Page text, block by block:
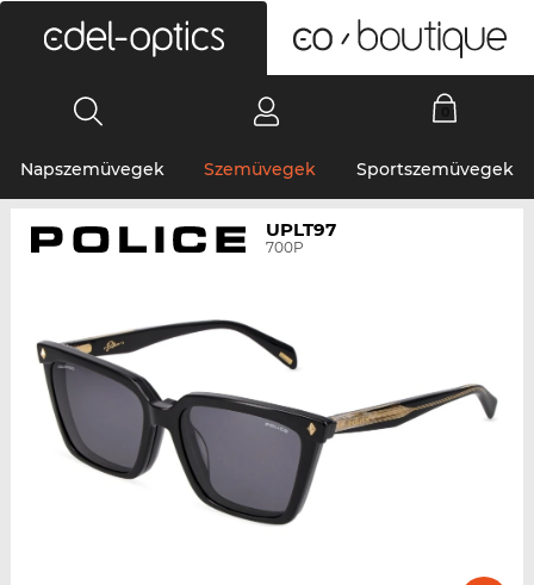
Napszemüvegek Szemüvegek Sportszemüvegek
UPLT97
700P